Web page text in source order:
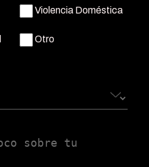
Violencia Doméstica
Otro